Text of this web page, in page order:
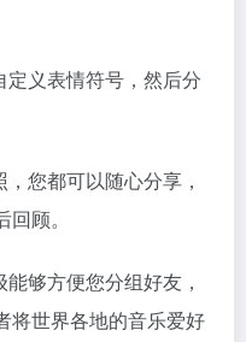
义表情符号，然后分
您都可以随心分享，
顾。
够方便您分组好友，
将世界各地的音乐爱好